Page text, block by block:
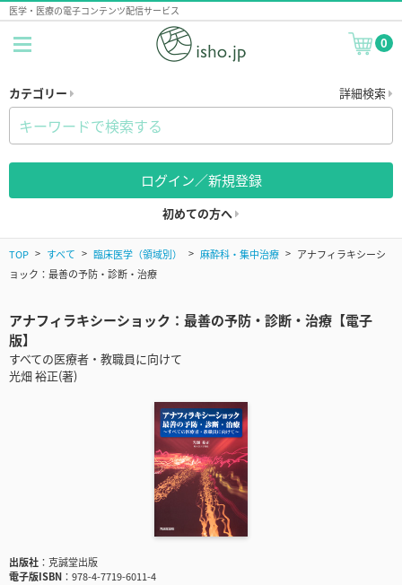
医学・医療の電子コンテンツ配信サービス
0
カテゴリー 詳細検索
ログイン／新規登録
初めての方へ
TOP すべて 臨床医学（領域別） 麻酔科・集中治療
アナフィラキシーシ
ョック：最善の予防・診断・治療
アナフィラキシーショック：最善の予防・診断・治療【電子
版】
すべての医療者・教職員に向けて
光畑 裕正(著)
出版社
克誠堂出版
電子版ISBN
978-4-7719-6011-4